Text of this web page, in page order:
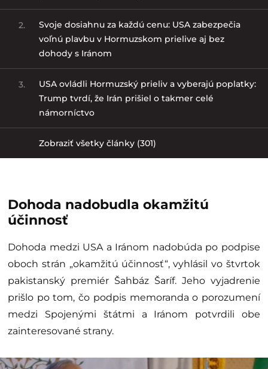
2.
Svoje dosiahnu za každú cenu: USA zabezpečia
voľnú plavbu v Hormuzskom prielive aj bez
dohody s Iránom
3.
USA ovládli Hormuzský prieliv a vyberajú poplatky:
Trump tvrdí, že Irán prišiel o takmer celé
námorníctvo
Zobraziť všetky články (301)
Dohoda nadobudla okamžitú
účinnosť
Dohoda medzi USA a Iránom nadobúda po podpise
oboch strán „okamžitú účinnosť“, vyhlásil vo štvrtok
pakistanský premiér Šahbáz Šaríf. Jeho vyjadrenie
prišlo po tom, čo podpis memoranda o porozumení
medzi Spojenými štátmi a Iránom potvrdili obe
zainteresované strany.